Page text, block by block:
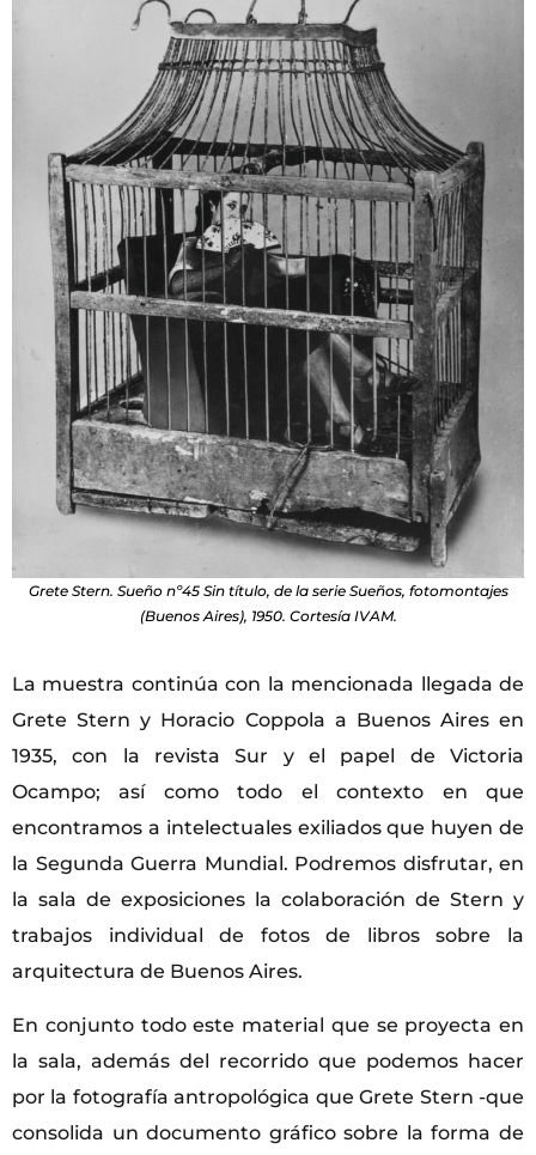
Grete Stern. Sueño nº45 Sin título, de la serie Sueños, fotomontajes
(Buenos Aires), 1950. Cortesía IVAM.
La muestra continúa con la mencionada llegada de
Grete Stern y Horacio Coppola a Buenos Aires en
1935, con la revista Sur y el papel de Victoria
Ocampo; así como todo el contexto en que
encontramos a intelectuales exiliados que huyen de
la Segunda Guerra Mundial. Podremos disfrutar, en
la sala de exposiciones la colaboración de Stern y
trabajos individual de fotos de libros sobre la
arquitectura de Buenos Aires.
En conjunto todo este material que se proyecta en
la sala, además del recorrido que podemos hacer
por la fotografía antropológica que Grete Stern -que
consolida un documento gráfico sobre la forma de